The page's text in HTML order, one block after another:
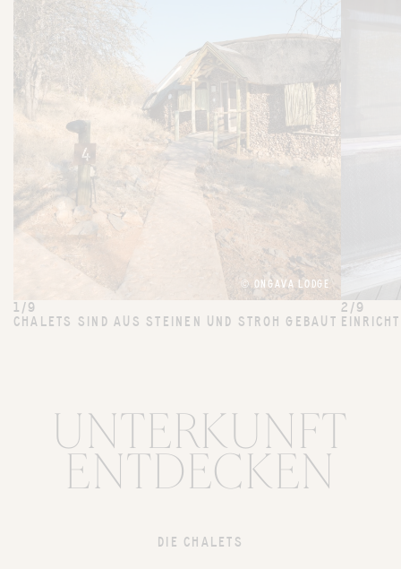
© ONGAVA LODGE
1/9
CHALETS SIND AUS STEINEN UND STROH GEBAUT
2/9
UNTERKUNFT
ENTDECKEN
DIE CHALETS